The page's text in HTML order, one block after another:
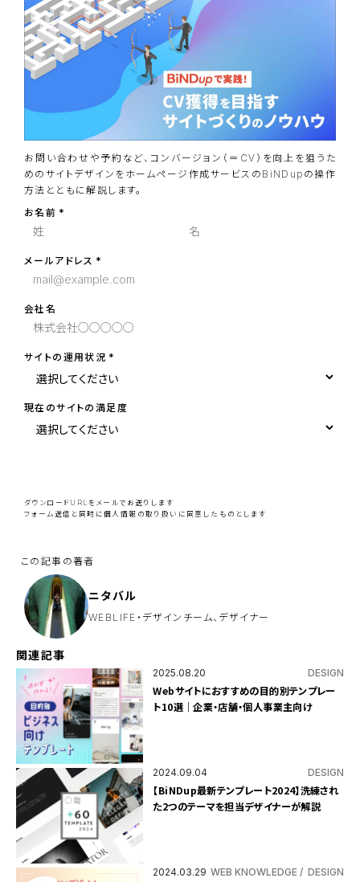
お問い合わせや予約など、コンバージョン（＝CV）を向上を狙うた
めのサイトデザインをホームページ作成サービスのBiNDupの操作
方法とともに解説します。
お名前
メールアドレス
会社名
サイトの運用状況
現在のサイトの満足度
ー
ル
の
ま
に
し
て
く
さ
い
。
ダウンロードURLをメールでお送りします
フォーム送信と同時に 個人情報の取り扱い に同意したものとします
ニタバル
WEBLIFE・デザインチーム、デザイナー
関連記事
2025.08.20 DESIGN
Webサイトにおすすめの目的別テンプレー
ト10選｜企業・店舗・個人事業主向け
2024.09.04 DESIGN
【BiNDup最新テンプレート2024】洗練され
た2つのテーマを担当デザイナーが解説
2024.03.29 WEB KNOWLEDGE DESIGN